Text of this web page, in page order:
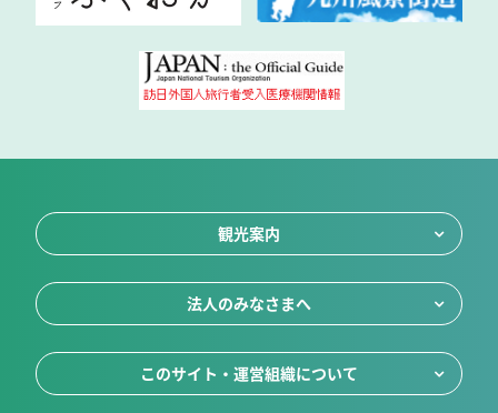
観光案内
法人のみなさまへ
このサイト・運営組織について